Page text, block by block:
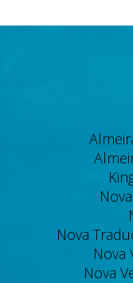
Nova
Nova
Nova